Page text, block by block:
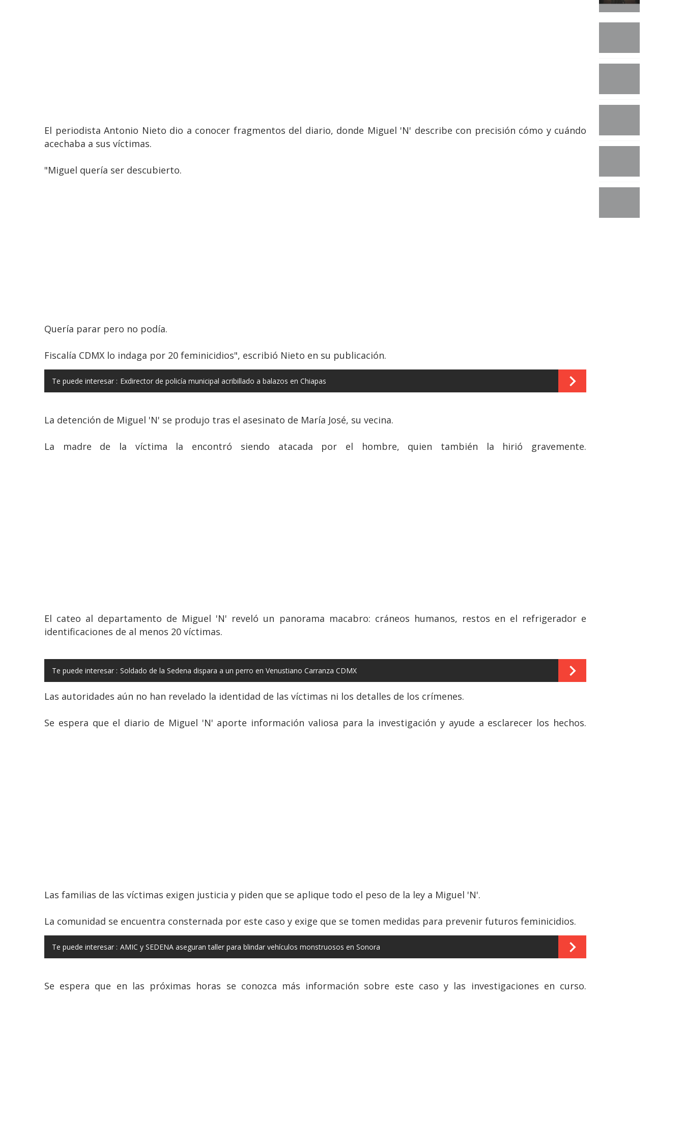
El periodista Antonio Nieto dio a conocer fragmentos del diario, donde Miguel 'N' describe con precisión cómo y cuándo
acechaba a sus víctimas.
"Miguel quería ser descubierto.
Quería parar pero no podía.
Fiscalía CDMX lo indaga por 20 feminicidios", escribió Nieto en su publicación.
Te puede interesar : Exdirector de policía municipal acribillado a balazos en Chiapas
La detención de Miguel 'N' se produjo tras el asesinato de María José, su vecina.
La madre de la víctima la encontró siendo atacada por el hombre, quien también la hirió gravemente.
El cateo al departamento de Miguel 'N' reveló un panorama macabro: cráneos humanos, restos en el refrigerador e
identificaciones de al menos 20 víctimas.
Te puede interesar : Soldado de la Sedena dispara a un perro en Venustiano Carranza CDMX
Las autoridades aún no han revelado la identidad de las víctimas ni los detalles de los crímenes.
Se espera que el diario de Miguel 'N' aporte información valiosa para la investigación y ayude a esclarecer los hechos.
Las familias de las víctimas exigen justicia y piden que se aplique todo el peso de la ley a Miguel 'N'.
La comunidad se encuentra consternada por este caso y exige que se tomen medidas para prevenir futuros feminicidios.
Te puede interesar : AMIC y SEDENA aseguran taller para blindar vehículos monstruosos en Sonora
Se espera que en las próximas horas se conozca más información sobre este caso y las investigaciones en curso.